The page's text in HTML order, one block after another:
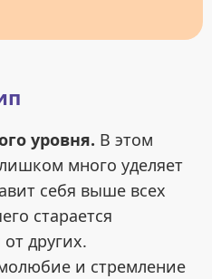
уровня. В этом
много уделяет
себя выше всех
старается
других.
и стремление